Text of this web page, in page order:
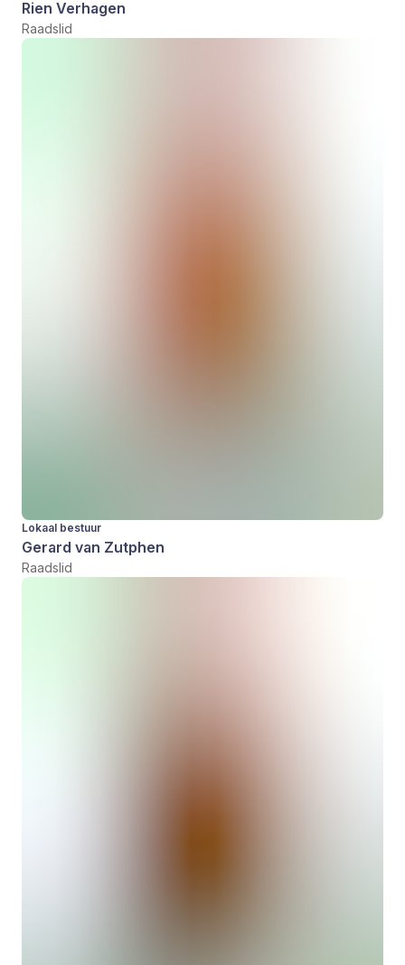
Rien Verhagen
Raadslid
Lokaal bestuur
Gerard van Zutphen
Raadslid